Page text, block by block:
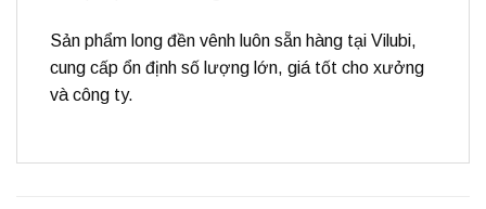
Sản phẩm long đền vênh luôn sẵn hàng tại Vilubi,
cung cấp ổn định số lượng lớn, giá tốt cho xưởng
và công ty.